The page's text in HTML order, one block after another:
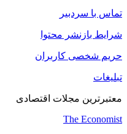
تماس با سردبیر
شرایط بازنشر محتوا
حریم شخصی کاربران
تبلیغات
معتبرترین مجلات اقتصادی
The Economist